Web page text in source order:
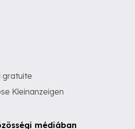
gratuite
Kleinanzeigen
médiában